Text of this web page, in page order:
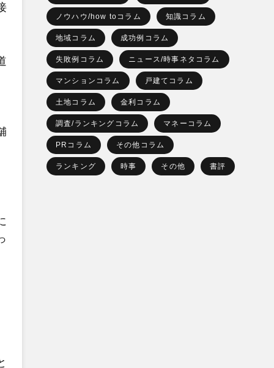
ノウハウ/how toコラム 知識コラム
地域コラム 成功例コラム
失敗例コラム ニュース/時事ネタコラム
マンションコラム 戸建てコラム
土地コラム 金利コラム
調査/ランキングコラム マネーコラム
PRコラム その他コラム
ランキング 時事 その他 書評